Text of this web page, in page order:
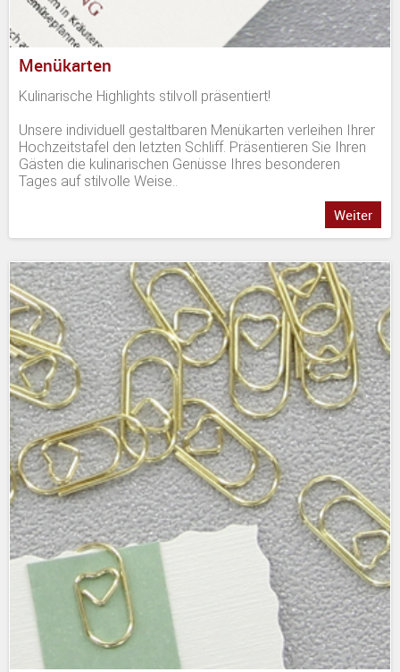
Menükarten
Kulinarische Highlights stilvoll präsentiert!
Unsere individuell gestaltbaren Menükarten verleihen Ihrer
Hochzeitstafel den letzten Schliff. Präsentieren Sie Ihren
Gästen die kulinarischen Genüsse Ihres besonderen
Tages auf stilvolle Weise..
Weiter